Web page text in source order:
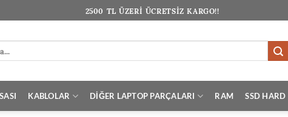
2500 TL ÜZERİ ÜCRETSİZ KARGO!!
KABLOLAR DİĞER LAPTOP PARÇALARI RAM SSD HARD